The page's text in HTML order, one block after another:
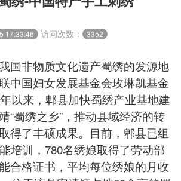
17:33:46 访问次数： 3352
国非物质文化遗产蜀绣的发源地
中国妇女发展基金会玫琳凯基金
以来，郫县加快蜀绣产业基地建
“蜀绣之乡”，推动县域经济的转
得了丰硕成果。目前，郫县已组
培训，780名绣娘取得了劳动部
合格证书，平均每位绣娘的月收